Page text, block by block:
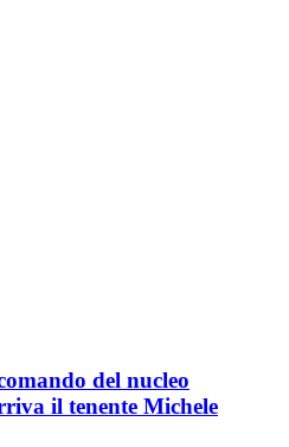
del nucleo
il tenente Michele